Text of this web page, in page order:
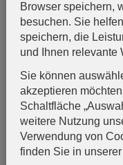
Potsdam
Malerarbeiten,
Weiterlesen …
in
Browser speichern,
besuchen. Sie
speichern, die
und Ihnen relevante
Sie können
akzeptieren
Schaltfläche
weitere Nutzung
Verwendung von
finden Sie in